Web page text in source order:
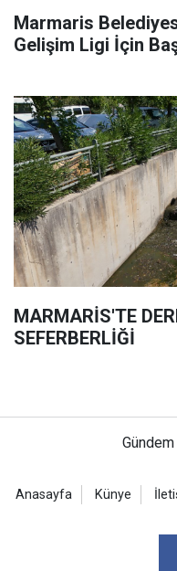
Marmaris
Gelişim Ligi İçin
MARMARİS'TE
SEFERBERLİĞİ
Anasayfa Künye